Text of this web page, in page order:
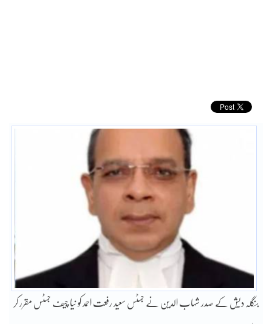
بنگلہ دیش کے صدر شہاب الدین نے جسٹس سعید رفعت احمد کو نیا چیف جسٹس مقرر کر